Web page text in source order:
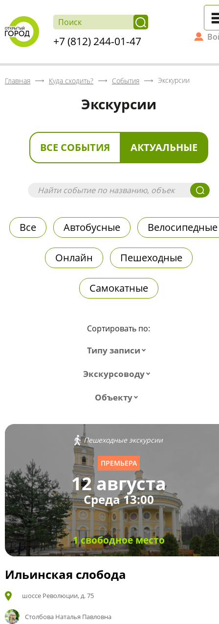
+7 (812) 244-01-47
Главная Куда сходить? События Экскурсии
Экскурсии
ВСЕ СОБЫТИЯ АКТУАЛЬНЫЕ
Все Автобусные Велосипедные
Онлайн Пешеходные
Самокатные
Сортировать по:
Типу записи
Экскурсоводу
Объекту
Пешеходные экскурсии
ПРЕМЬЕРА
12 августа
Среда 13:00
1 свободное место
Ильинская слобода
шоссе Революции, д. 75
Столбова Наталья Павловна